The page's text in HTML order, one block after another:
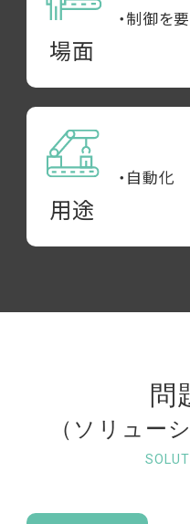
場面
・制御を
用途
・自動化
問
（ソリュー